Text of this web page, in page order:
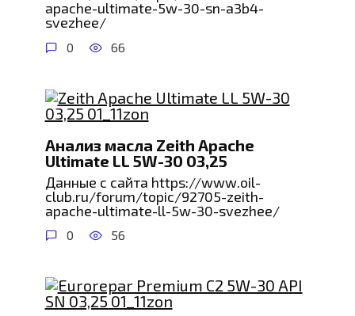
apache-ultimate-5w-30-sn-a3b4-
svezhee/
0 66
Анализ масла Zeith Apache
Ultimate LL 5W-30 03,25
Данные с сайта https://www.oil-
club.ru/forum/topic/92705-zeith-
apache-ultimate-ll-5w-30-svezhee/
0 56